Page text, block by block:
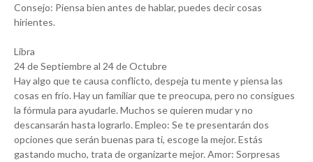
Consejo: Piensa bien antes de hablar, puedes decir cosas
hirientes.
Libra
24 de Septiembre al 24 de Octubre
Hay algo que te causa conflicto, despeja tu mente y piensa las
cosas en frío. Hay un familiar que te preocupa, pero no consigues
la fórmula para ayudarle. Muchos se quieren mudar y no
descansarán hasta lograrlo. Empleo: Se te presentarán dos
opciones que serán buenas para ti, escoge la mejor. Estás
gastando mucho, trata de organizarte mejor. Amor: Sorpresas